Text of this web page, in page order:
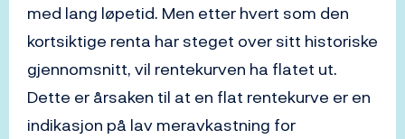
med lang løpetid. Men etter hvert som den
kortsiktige renta har steget over sitt historiske
gjennomsnitt, vil rentekurven ha flatet ut.
Dette er årsaken til at en flat rentekurve er en
indikasjon på lav meravkastning for